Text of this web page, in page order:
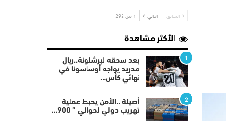
السابق التالي 1 من 292
الأكثر مشاهدة
1
بعد سحقه لبرشلونة..ريال
مدريد يواجه أوساسونا في
نهائي كأس…
2
أصيلة ..الأمن يحبط عملية
تهريب دولي لحوالي ” 900…